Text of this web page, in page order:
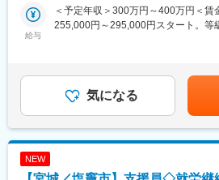
して通常業務より早い対応を行った
言葉をいただくと嬉しく感じます。
ンバーと連携を取り合い、業務を進
大事な職場です。福利厚生面では、
ありますし、お休みも取得しやすい
変更の範囲：会社の定める業務
■業務詳細
ご利用者様宅や施設へ訪問し、個々
過の記録、報告書の作成、ご利用者
康管理アドバイスなど、幅広いサポ
が安心して生活できるよう、丁寧な
給与
＜予定年収＞300万円～400万円＜賃
255,000円～295,000円スタート。等
気になる
NEW